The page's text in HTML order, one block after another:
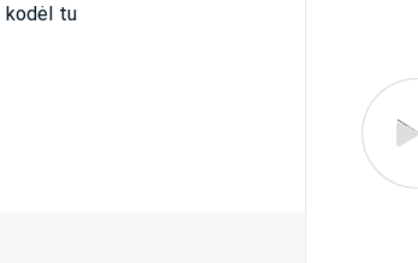
kodėl tu